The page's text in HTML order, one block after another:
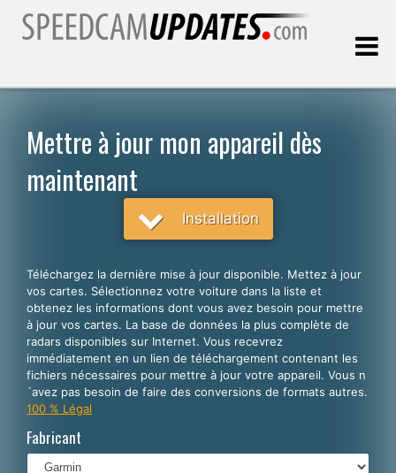
CHOISISSEZ VOTRE LANGUE
English
Español
Português
Deutsch
Italiano
Polski
Mettre à jour mon appareil dès
maintenant
Installation
Téléchargez la dernière mise à jour disponible. Mettez à jour
vos cartes. Sélectionnez votre voiture dans la liste et
obtenez les informations dont vous avez besoin pour mettre
à jour vos cartes. La base de données la plus complète de
radars disponibles sur Internet. Vous recevrez
immédiatement en un lien de téléchargement contenant les
fichiers nécessaires pour mettre à jour votre appareil. Vous n
´avez pas besoin de faire des conversions de formats autres.
100 % Légal
Fabricant